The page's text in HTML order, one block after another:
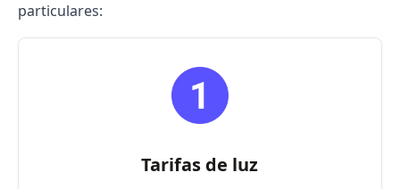
particulares:
Tarifas de luz